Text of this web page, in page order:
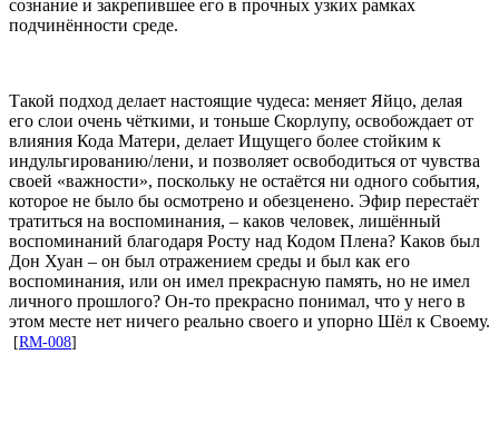
сознание и закрепившее его в прочных узких рамках
подчинённости среде.
Такой подход делает настоящие чудеса: меняет Яйцо, делая
его слои очень чёткими, и тоньше Скорлупу, освобождает от
влияния Кода Матери, делает Ищущего более стойким к
индульгированию/лени, и позволяет освободиться от чувства
своей «важности», поскольку не остаётся ни одного события,
которое не было бы осмотрено и обезценено. Эфир перестаёт
тратиться на воспоминания, – каков человек, лишённый
воспоминаний благодаря Росту над Кодом Плена? Каков был
Дон Хуан – он был отражением среды и был как его
воспоминания, или он имел прекрасную память, но не имел
личного прошлого? Он-то прекрасно понимал, что у него в
этом месте нет ничего реально своего и упорно Шёл к Своему.
[RM-008]